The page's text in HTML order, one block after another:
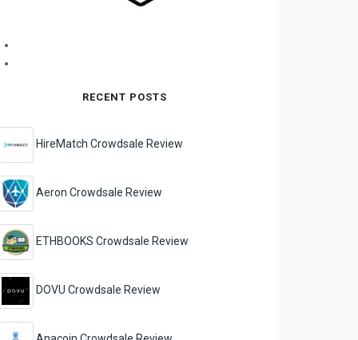
RECENT POSTS
HireMatch Crowdsale Review
Aeron Crowdsale Review
ETHBOOKS Crowdsale Review
DOVU Crowdsale Review